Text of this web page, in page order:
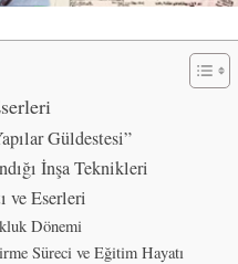
Güldestesi”
İnşa Teknikleri
ve Eserleri
Dönemi
Süreci ve Eğitim Hayatı